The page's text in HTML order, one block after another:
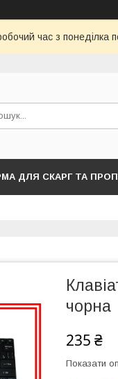
час з понеділка
ДЛЯ СКАРГ ТА
чорна
235 ₴
Показати